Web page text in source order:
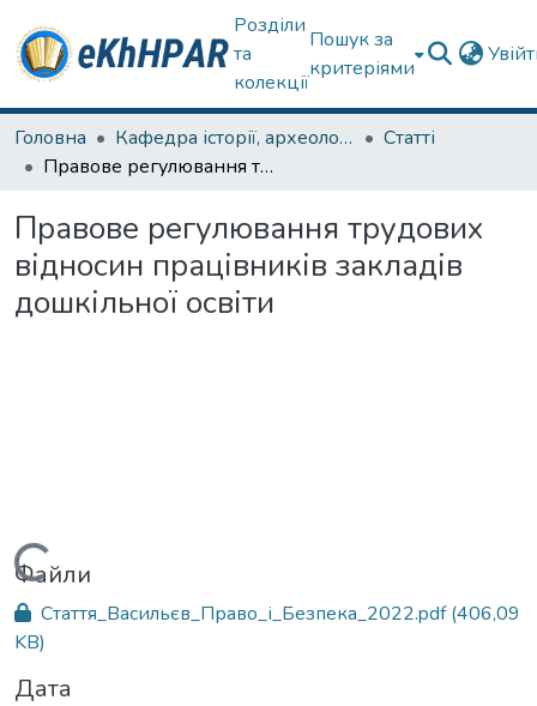
Розділи
та
колекції
Пошук за
критеріями
Головна Кафедра історії, археології та гуманітарних наук
Статті
Правове регулювання трудових відносин працівників закладів дошкільної освіти
Правове регулювання трудових
відносин працівників закладів
дошкільної освіти
Вантажиться...
Файли
Стаття_Васильєв_Право_і_Безпека_2022.pdf(406,09
KB)
Дата